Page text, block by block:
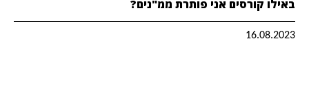
באילו קורסים אני פותרת ממ"נים?
16.08.2023